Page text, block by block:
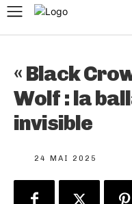
« Black
Wolf : la
invisible
24 MAI 2025